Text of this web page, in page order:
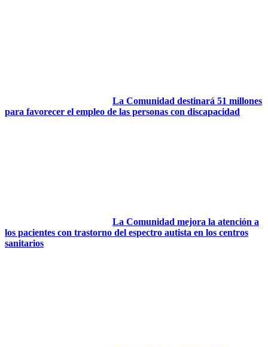
La Comunidad destinará 51 millones
para favorecer el empleo de las personas con discapacidad
La Comunidad mejora la atención a
los pacientes con trastorno del espectro autista en los centros
sanitarios